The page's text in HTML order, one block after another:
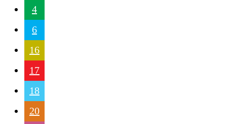
4
6
16
17
18
20